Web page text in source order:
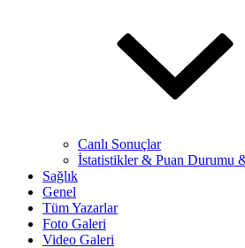
Canlı Sonuçlar
İstatistikler & Puan Durumu
Sağlık
Genel
Tüm Yazarlar
Foto Galeri
Video Galeri